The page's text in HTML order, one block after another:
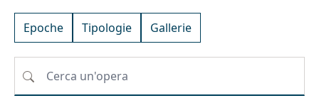
Epoche Tipologie Gallerie